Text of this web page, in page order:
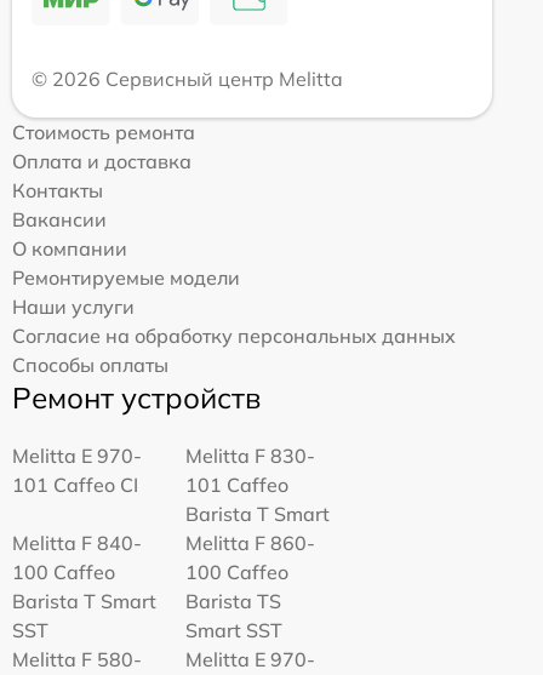
© 2026 Сервисный центр Melitta
Стоимость ремонта
Оплата и доставка
Контакты
Вакансии
О компании
Ремонтируемые модели
Наши услуги
Согласие на обработку персональных данных
Способы оплаты
Ремонт устройств
Melitta Е 970-
101 Caffeo CI
Melitta F 830-
101 Caffeo
Barista T Smart
Melitta F 840-
100 Caffeo
Barista T Smart
SST
Melitta F 860-
100 Caffeo
Barista TS
Smart SST
Melitta F 580-
Melitta Е 970-